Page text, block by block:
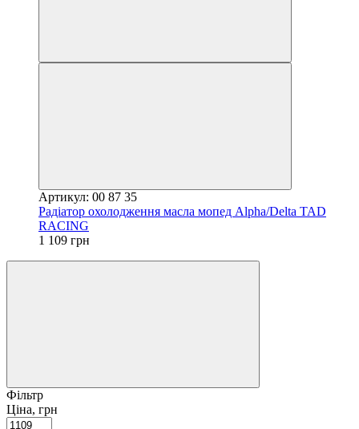
Артикул: 00 87 35
Радіатор охолодження масла мопед Alpha/Delta TAD
RACING
1 109 грн
Фільтр
Ціна, грн